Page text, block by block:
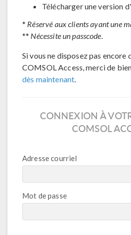
Télécharger une version
* Réservé aux clients ayant une
** Nécessite un passcode.
Si vous ne disposez pas encore
COMSOL Access, merci de
dès maintenant.
CONNEXION À
COMSOL
Adresse courriel
Mot de passe